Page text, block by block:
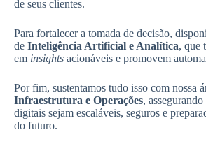
de seus clientes.
Para fortalecer a tomada de decisão,
de Inteligência Artificial e Analítica, que
em insights acionáveis e promovem
Por fim, sustentamos tudo isso com nossa
Infraestrutura e Operações,
digitais sejam escaláveis, seguros e
do futuro.